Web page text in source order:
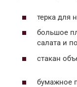
терка для
большое
салата и
стакан
бумажное